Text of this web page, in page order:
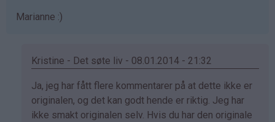
Marianne :)
Kristine - Det søte liv - 08.01.2014 - 21:32
Som
svar
på
Ja, jeg har fått flere kommentarer på at dette ikke er
originalen, og det kan godt hende er riktig. Jeg har
ikke smakt originalen selv. Hvis du har den originale